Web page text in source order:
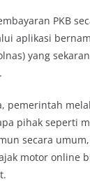
PKB
aplikasi
yang
pemerintah
pihak seperti
secara
motor online